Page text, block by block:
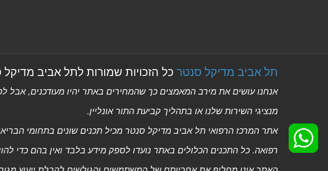
תל אביב מדיקל סנטר כל הזכויות שמורות לתל אביב מדיקל סנטר
אנחנו עושים את מירב המאמצים כך שהמחירים באתר יהיו מעודכנים,
מנציגי השירות שלנו או בתהליך קביעת התור אונליין.
אתר המרכז הרפואי תל אביב מדיקל סנטר מכיל תכנים שונים בתחומי
רפואה. כל התכנים הכלולים באתר נועדו לספק מידע בלבד ואין בהם כדי